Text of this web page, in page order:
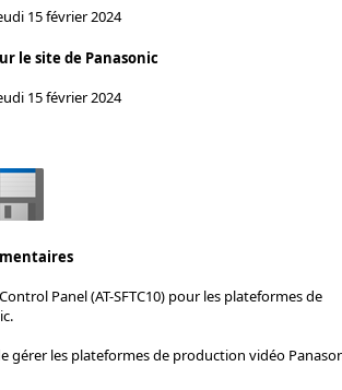
15 février 2024
le site de Panasonic
15 février 2024
Panel (AT-SFTC10) pour les plateformes de
gérer les plateformes de production vidéo